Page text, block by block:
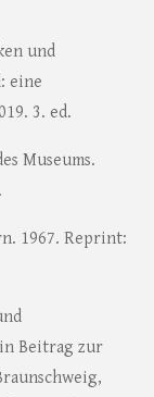
und
eine
3. ed.
Museums.
1967. Reprint:
Beitrag zur